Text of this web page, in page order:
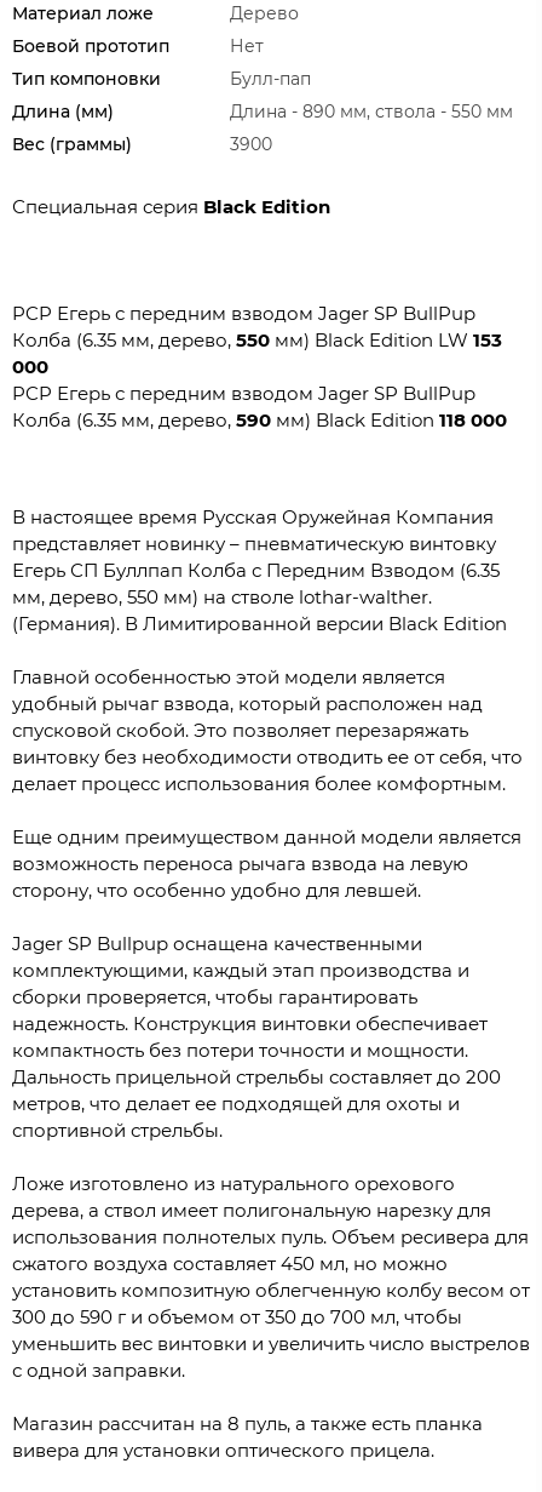
Материал ложе
Дерево
Боевой прототип
Нет
Тип компоновки
Булл-пап
Длина (мм)
Длина - 890 мм, ствола - 550 мм
Вес (граммы)
3900
Специальная серия Black Edition
PCP Егерь с передним взводом Jager SP BullPup
Колба (6.35 мм, дерево, 550 мм) Black Edition LW 153
000
PCP Егерь с передним взводом Jager SP BullPup
Колба (6.35 мм, дерево, 590 мм) Black Edition 118 000
В настоящее время Русская Оружейная Компания
представляет новинку – пневматическую винтовку
Егерь СП Буллпап Колба с Передним Взводом (6.35
мм, дерево, 550 мм) на стволе lothar-walther.
(Германия). В Лимитированной версии Black Edition
Главной особенностью этой модели является
удобный рычаг взвода, который расположен над
спусковой скобой. Это позволяет перезаряжать
винтовку без необходимости отводить ее от себя, что
делает процесс использования более комфортным.
Еще одним преимуществом данной модели является
возможность переноса рычага взвода на левую
сторону, что особенно удобно для левшей.
Jager SP Bullpup оснащена качественными
комплектующими, каждый этап производства и
сборки проверяется, чтобы гарантировать
надежность. Конструкция винтовки обеспечивает
компактность без потери точности и мощности.
Дальность прицельной стрельбы составляет до 200
метров, что делает ее подходящей для охоты и
спортивной стрельбы.
Ложе изготовлено из натурального орехового
дерева, а ствол имеет полигональную нарезку для
использования полнотелых пуль. Объем ресивера для
сжатого воздуха составляет 450 мл, но можно
установить композитную облегченную колбу весом от
300 до 590 г и объемом от 350 до 700 мл, чтобы
уменьшить вес винтовки и увеличить число выстрелов
с одной заправки.
Магазин рассчитан на 8 пуль, а также есть планка
вивера для установки оптического прицела.